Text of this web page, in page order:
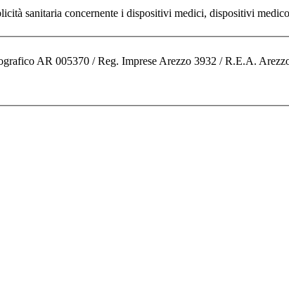
sanitaria concernente i dispositivi medici, dispositivi
AR 005370 / Reg. Imprese Arezzo 3932 / R.E.A.